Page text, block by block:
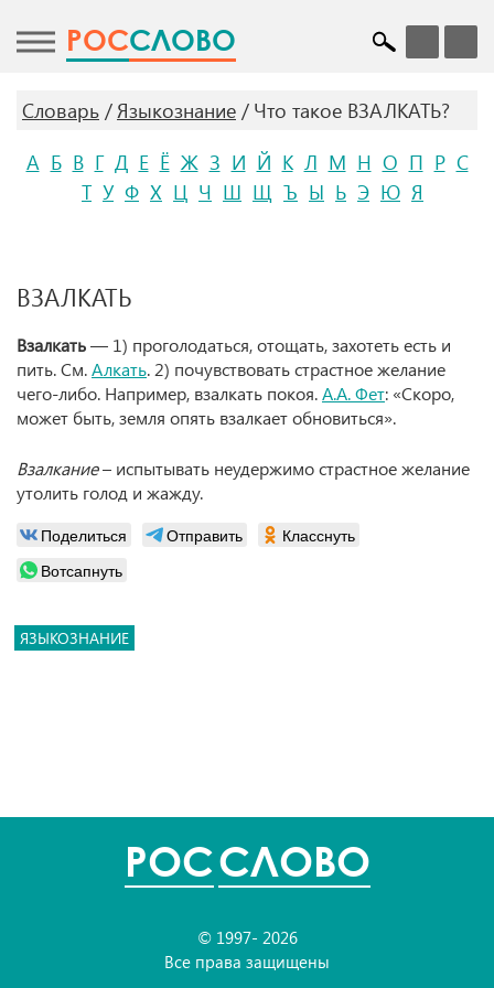
POCСЛОВО
Словарь Языкознание
Что такое ВЗАЛКАТЬ?
А Б В Г Д Е Ё Ж З И Й К Л М Н О П Р С
Т У Ф Х Ц Ч Ш Щ Ъ Ы Ь Э Ю Я
ВЗАЛКАТЬ
Взалкать— 1) проголодаться, отощать, захотеть есть и
пить. См.Алкать. 2) почувствовать страстное желание
чего-либо. Например, взалкать покоя.А.А. Фет: «Скоро,
может быть, земля опять взалкает обновиться».
Взалкание– испытывать неудержимо страстное желание
утолить голод и жажду.
Поделиться Отправить
Класснуть
Вотсапнуть
ЯЗЫКОЗНАНИЕ
POCСЛОВО
© 1997- 2026
Все права защищены